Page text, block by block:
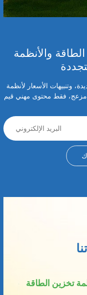
والأنظمة
وتنبيهات الأسعار لأنظمة
مزعج، فقط محتوى مهني قيم
تخزين الطاقة